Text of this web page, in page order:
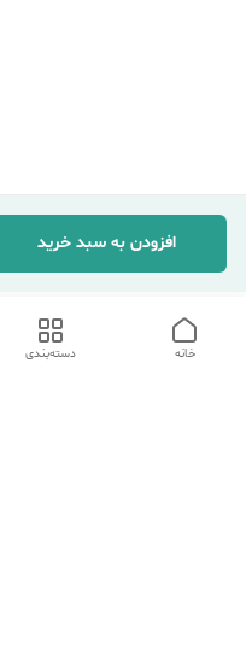
افزودن به سبد خرید
دسته‌بندی خانه